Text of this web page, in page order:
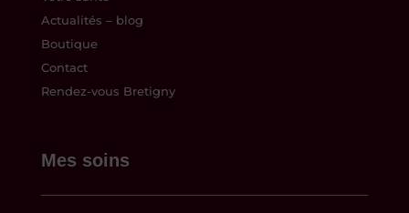
Actualités – blog
Boutique
Contact
Rendez-vous Bretigny
Mes soins